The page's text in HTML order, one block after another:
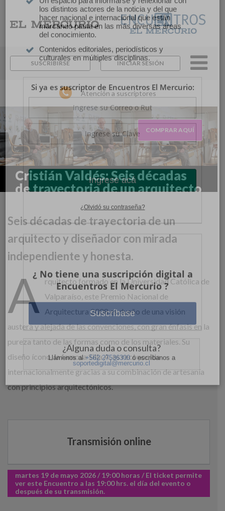
SUSCRIBIRSE INICIAR SESIÓN
Atención a suscriptores
COMPRAR AQUÍ
Cristián Valdés: Seis décadas
de trayectoria de un arquitecto
y diseñador con mirada
independiente y honesta.
Seis décadas de trayectoria de un
arquitecto y diseñador con mirada
independiente y honesta.
A rquitecto formado en la Universidad Católica de
Valparaíso, este Premio Nacional de
Arquitectura 2008 es dueño de una visión
austera y alejada de las convenciones, con gran énfasis en la
pureza tanto de las formas como de los materiales. Su
diseño ícono, la famosa Silla A, es reconocida
internacionalmente gracias a su combinación de artesanía
con principios arquitectónicos.
Transmisión online
martes 19 de mayo 2026 / 19:00 horas / El ticket permite
ver este Encuentro a las 19:00 hrs. el día del evento o
después de su transmisión.
Suscríbase y continúe
informándose sin límites.
×
los distintos actores de la noticia y del que
hacer nacional e internacional que están
del conocimiento.
Contenidos editoriales, periodísticos y
culturales en múltiples disciplinas.
Si ya es suscriptor de Encuentros El Mercurio:
Ingrese acá
¿Olvidó su contraseña?
¿ No tiene una suscripción digital a
Encuentros El Mercurio ?
Suscríbase
soportedigital@mercurio.cl